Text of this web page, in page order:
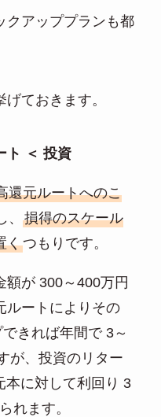
クアッププランも都
ておきます。
ト ＜ 投資
還元ルートへのこ
、 損得のスケール
くつもりです。
額が 300～400万円
ルートによりその
きれば年間で 3～
が、投資のリター
本に対して利回り 3
れます。